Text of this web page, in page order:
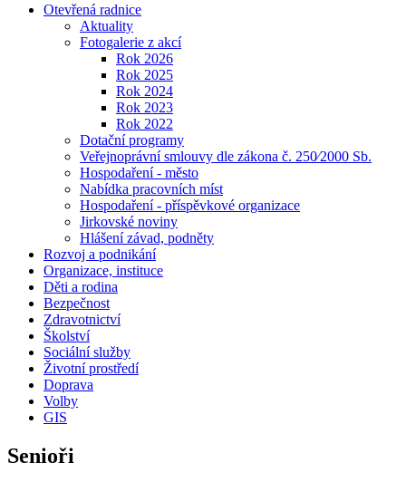
Otevřená radnice
Aktuality
Fotogalerie z akcí
Rok 2026
Rok 2025
Rok 2024
Rok 2023
Rok 2022
Dotační programy
Veřejnoprávní smlouvy dle zákona č. 250⁄2000 Sb.
Hospodaření - město
Nabídka pracovních míst
Hospodaření - příspěvkové organizace
Jirkovské noviny
Hlášení závad, podněty
Rozvoj a podnikání
Organizace, instituce
Děti a rodina
Bezpečnost
Zdravotnictví
Školství
Sociální služby
Životní prostředí
Doprava
Volby
GIS
Senioři